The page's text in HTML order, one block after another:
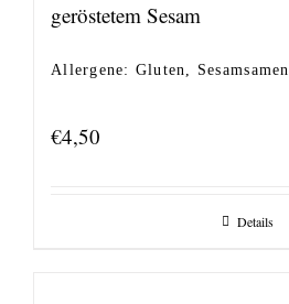
geröstetem Sesam
Allergene: Gluten, Sesamsamen
€4,50
Details